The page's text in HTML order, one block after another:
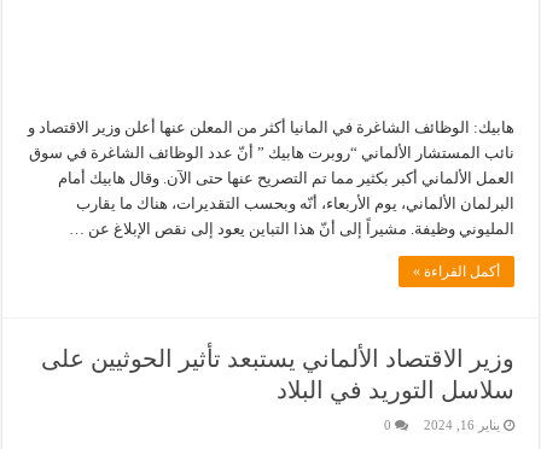
هابيك: الوظائف الشاغرة في المانيا أكثر من المعلن عنها أعلن وزير الاقتصاد و
نائب المستشار الألماني “روبرت هابيك ” أنّ عدد الوظائف الشاغرة في سوق
العمل الألماني أكبر بكثير مما تم التصريح عنها حتى الآن. وقال هابيك أمام
البرلمان الألماني، يوم الأربعاء، أنّه وبحسب التقديرات، هناك ما يقارب
المليوني وظيفة. مشيراً إلى أنّ هذا التباين يعود إلى نقص الإبلاغ عن …
أكمل القراءة »
وزير الاقتصاد الألماني يستبعد تأثير الحوثيين على
سلاسل التوريد في البلاد
يناير 16, 2024 0